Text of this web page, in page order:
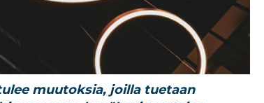
muutoksia, joilla tuetaan